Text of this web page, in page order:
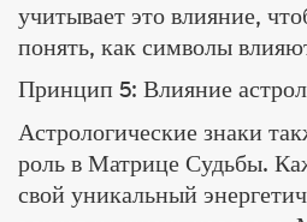
учитывает это влияние,
понять, как символы
Принцип 5: Влияние
Астрологические знаки
роль в Матрице Судьбы.
свой уникальный